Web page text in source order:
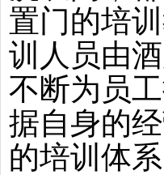
置门的培
训人员由
不断为员
据自身的
的培训体